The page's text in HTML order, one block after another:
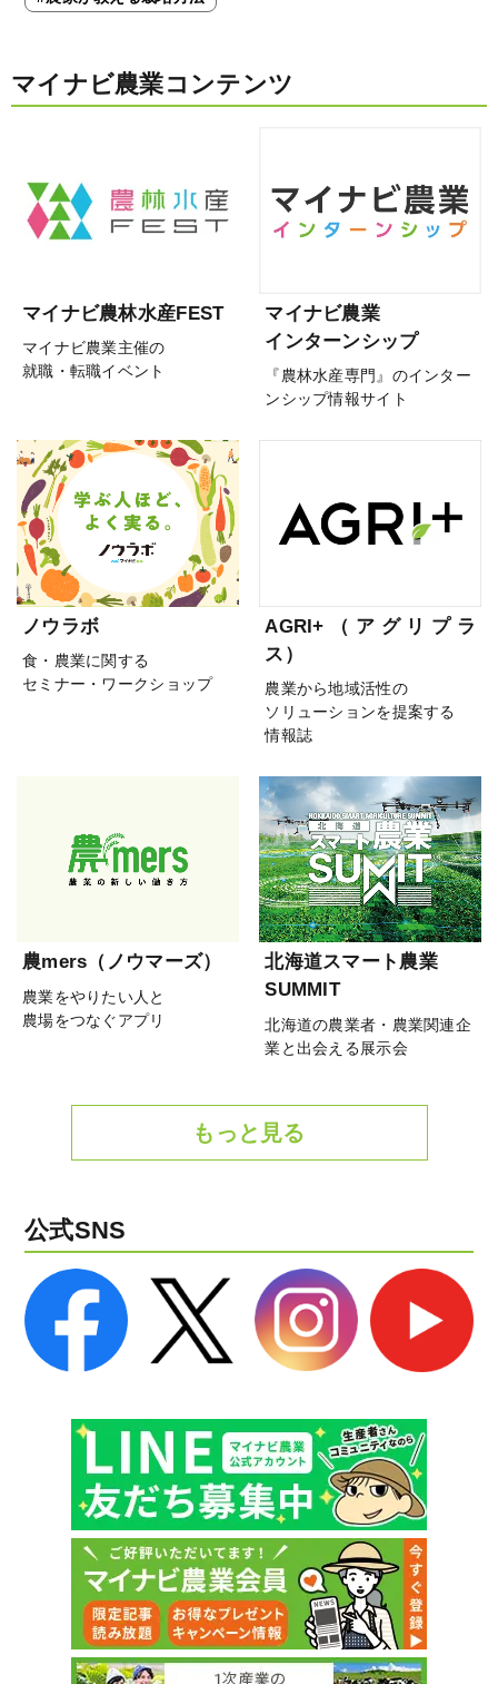
マイナビ農業コンテンツ
マイナビ農林水産FEST
マイナビ農業主催の
就職・転職イベント
マイナビ農業
インターンシップ
『農林水産専門』のインター
ンシップ情報サイト
ノウラボ
食・農業に関する
セミナー・ワークショップ
AGRI+（アグリプラ
ス）
農業から地域活性の
ソリューションを提案する
情報誌
農mers（ノウマーズ）
農業をやりたい人と
農場をつなぐアプリ
北海道スマート農業
SUMMIT
北海道の農業者・農業関連企
業と出会える展示会
もっと見る
公式SNS